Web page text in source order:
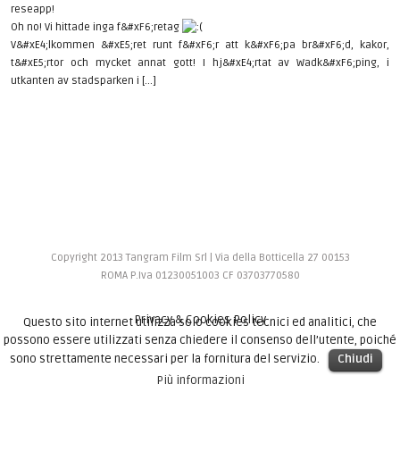
reseapp!
Oh no! Vi hittade inga f&#xF6;retag
V&#xE4;lkommen &#xE5;ret runt f&#xF6;r att k&#xF6;pa br&#xF6;d, kakor,
t&#xE5;rtor och mycket annat gott! I hj&#xE4;rtat av Wadk&#xF6;ping, i
utkanten av stadsparken i [...]
Copyright 2013 Tangram Film Srl | Via della Botticella 27 00153
ROMA P.Iva 01230051003 CF 03703770580
Questo sito internet utilizza solo cookies tecnici ed analitici, che
possono essere utilizzati senza chiedere il consenso dell’utente, poiché
sono strettamente necessari per la fornitura del servizio.
Chiudi
Più informazioni
Privacy & Cookies Policy